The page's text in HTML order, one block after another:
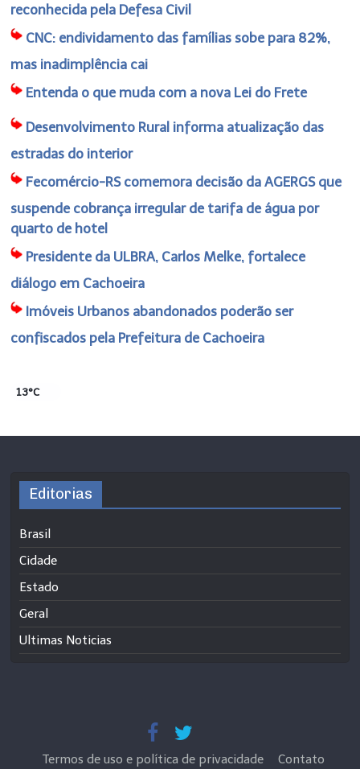
reconhecida pela Defesa Civil
CNC: endividamento das famílias sobe para 82%,
mas inadimplência cai
Entenda o que muda com a nova Lei do Frete
Desenvolvimento Rural informa atualização das
estradas do interior
Fecomércio-RS comemora decisão da AGERGS que
suspende cobrança irregular de tarifa de água por
quarto de hotel
Presidente da ULBRA, Carlos Melke, fortalece
diálogo em Cachoeira
Imóveis Urbanos abandonados poderão ser
confiscados pela Prefeitura de Cachoeira
13°C
Editorias
Brasil
Cidade
Estado
Geral
Ultimas Noticias
Termos de uso e política de privacidade
Contato